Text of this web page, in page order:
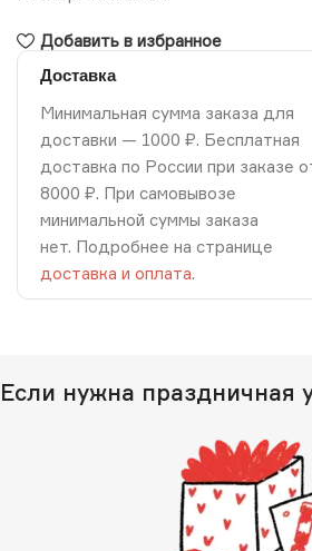
Добавить в избранное
Доставка
Минимальная сумма заказа для
доставки — 1000 ₽. Бесплатная
доставка по России при заказе
8000 ₽. При самовывозе
минимальной суммы заказа
нет. Подробнее на странице
доставка и оплата.
Если нужна праздничная